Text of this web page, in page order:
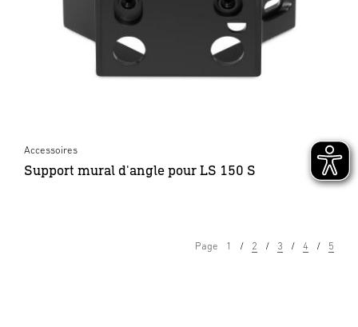
Accessoires
Support mural d'angle pour LS 150 S
Page 1 2 3 4 5